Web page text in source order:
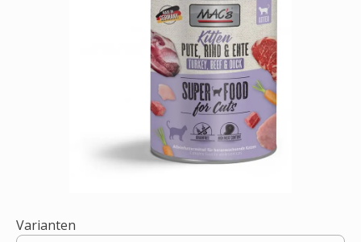
Varianten